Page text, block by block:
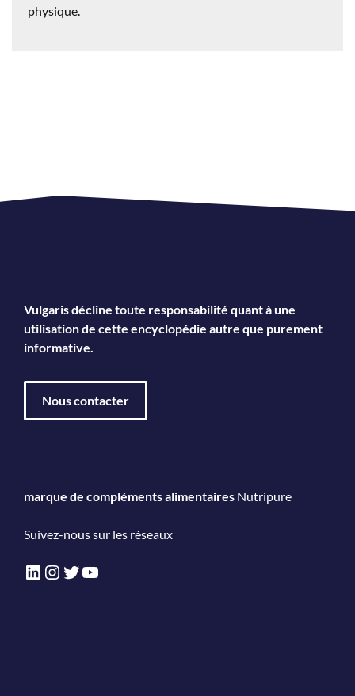
physique.
Vulgaris décline toute responsabilité quant à une
utilisation de cette encyclopédie autre que purement
informative.
Nous contacter
marque de compléments alimentaires Nutripure
Suivez-nous sur les réseaux
LinkedIn
Instagram
Twitter
YouTube